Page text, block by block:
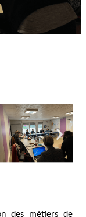
des métiers de